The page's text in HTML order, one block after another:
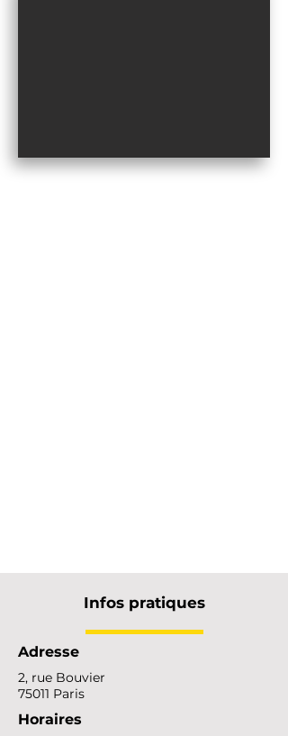
Infos pratiques
Adresse
2, rue Bouvier
75011 Paris
Horaires